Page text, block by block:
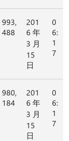
993,
488
201
6 年
3 月
15
日
0
6:
1
7
980,
184
201
6 年
3 月
15
日
0
6:
1
7